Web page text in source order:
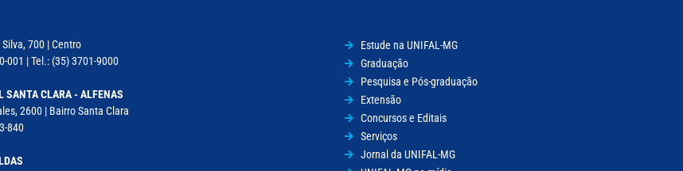
700 | Centro
001 | Tel.: (35) 3701-9000
SANTA CLARA - ALFENAS
2600 | Bairro Santa Clara
840
Estude na UNIFAL-MG
Graduação
Pesquisa e Pós-graduação
Extensão
Concursos e Editais
Serviços
Jornal da UNIFAL-MG